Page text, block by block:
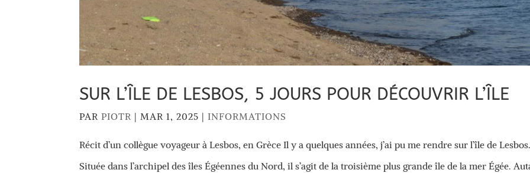
SUR L’ÎLE DE LESBOS, 5 JOURS POUR DÉCOUVRIR L’ÎLE
PARPIOTR |MAR 1, 2025 |INFORMATIONS
Récit d’un collègue voyageur à Lesbos, en Grèce Il y a quelques années, j’ai pu me rendre sur l’île de
Située dans l’archipel des îles Égéennes du Nord, il s’agit de la troisième plus grande île de la mer Égée.